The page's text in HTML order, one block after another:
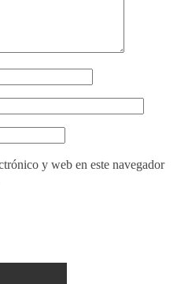
y web en este navegador